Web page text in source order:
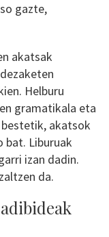
gazte,
akatsak
Helburu
gramatikala eta
akatsok
bat. Liburuak
izan dadin.
da.